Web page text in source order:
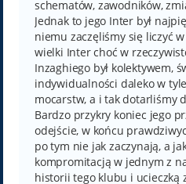
schematów, zawodników,
Jednak to jego Inter był
niemu zaczęliśmy się liczyć
wielki Inter choć w
Inzaghiego był kolektywem,
indywidualności daleko w
mocarstw, a i tak dotarliśmy
Bardzo przykry koniec jego
odejście, w końcu
po tym nie jak zaczynają, a
kompromitacją w jednym z
historii tego klubu i ucieczką